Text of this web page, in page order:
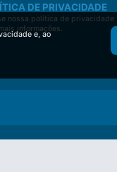
DE PRIVACIDADE
nossa política de privacidade
informações.
e, ao